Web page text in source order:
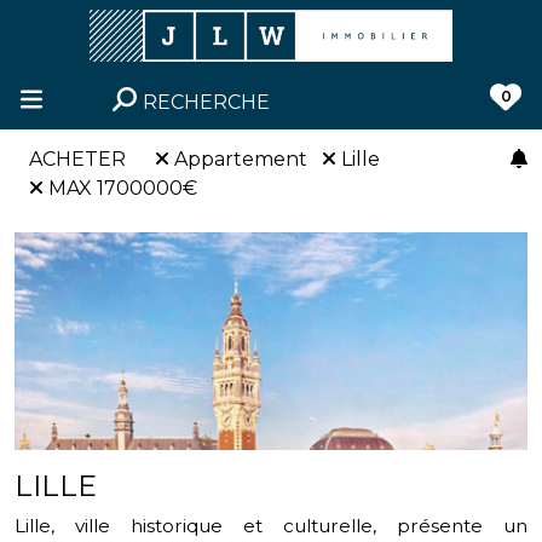
RECHERCHE 0
ACHETER Appartement
Lille
MAX 1700000€
LILLE
Lille, ville historique et culturelle, présente un